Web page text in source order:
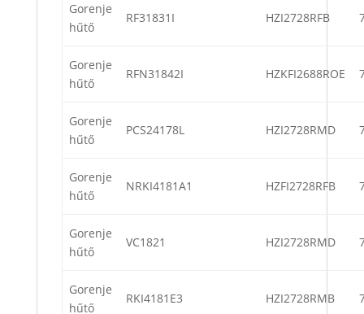
Gorenje
hűtő
RF31831I HZI2728RFB
Gorenje
hűtő
RFN31842I HZKFI2688ROE
Gorenje
hűtő
PCS24178L HZI2728RMD
Gorenje
hűtő
NRKI4181A1 HZFI2728RFB
Gorenje
hűtő
VC1821 HZI2728RMD
Gorenje
hűtő
RKI4181E3 HZI2728RMB